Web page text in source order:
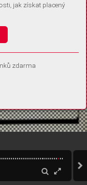
zařízení, abychom se
později upravit ve Správě
jak získat placený
zdarma